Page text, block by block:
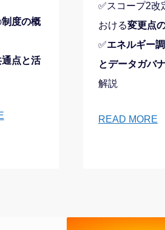
制度の概
点と活
✅スコープ2改
おける変更点
✅エネルギー
とデータガバ
解説
READ MORE